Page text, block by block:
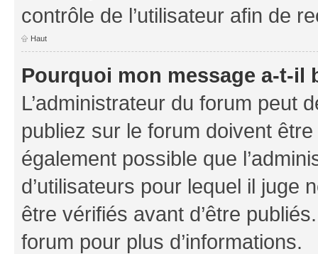
contrôle de l’utilisateur afin de
Haut
Pourquoi mon message a-t-il
L’administrateur du forum peut
publiez sur le forum doivent
également possible que
d’utilisateurs pour lequel il juge
être vérifiés avant d’être
forum pour plus d’informations.